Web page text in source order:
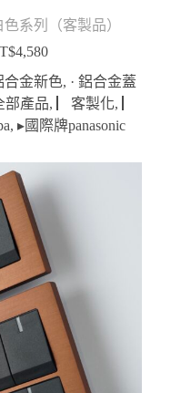
色系列（客製品）
4,580價
格
範
圍：
到
合金新色, · 鋁合金蓋
部產品, ▏客製化,
,▸國際牌panasonic